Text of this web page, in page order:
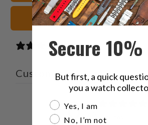
negras Correas de reloj
0 reviews
Customer reviews
0 0 reviews
Secure
But first, a quick
you a watch
Are you a watch
Yes, I am
No, I’m not